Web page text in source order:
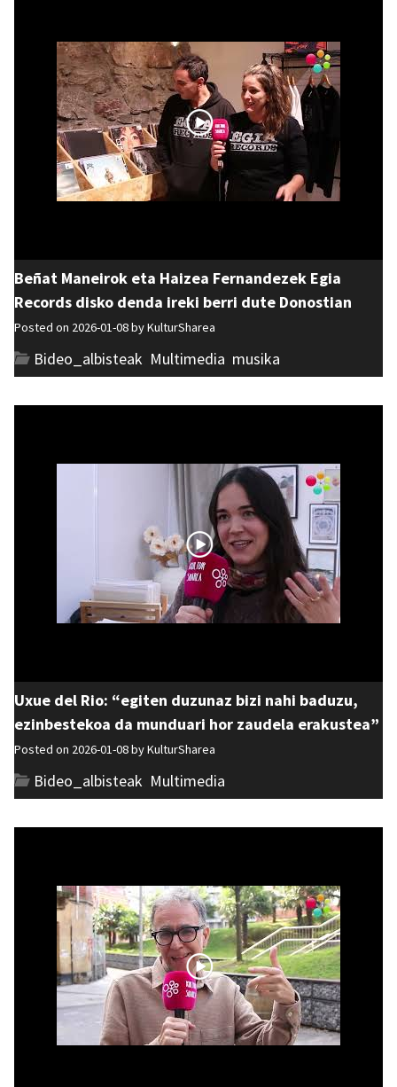
Beñat Maneirok eta Haizea Fernandezek Egia
Records disko denda ireki berri dute Donostian
Posted on 2026-01-08 byKulturSharea
Bideo_albisteak Multimedia musika
Uxue del Rio: “egiten duzunaz bizi nahi baduzu,
ezinbestekoa da munduari hor zaudela erakustea”
Posted on 2026-01-08 byKulturSharea
Bideo_albisteak Multimedia